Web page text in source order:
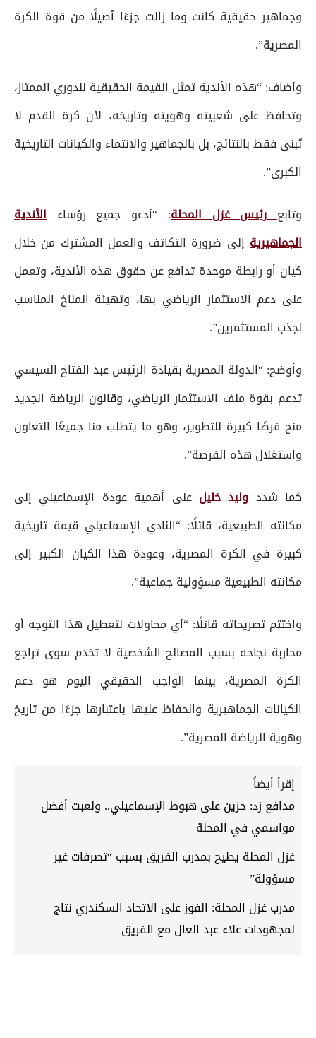
وجماهير حقيقية كانت وما زالت جزءًا أصيلًا من قوة الكرة
المصرية”.
وأضاف: “هذه الأندية تمثل القيمة الحقيقية للدوري الممتاز،
وتحافظ على شعبيته وهويته وتاريخه، لأن كرة القدم لا
تُبنى فقط بالنتائج، بل بالجماهير والانتماء والكيانات التاريخية
الكبرى”.
وتابع رئيس غزل المحلة: “أدعو جميع رؤساء الأندية
الجماهيرية إلى ضرورة التكاتف والعمل المشترك من خلال
كيان أو رابطة موحدة تدافع عن حقوق هذه الأندية، وتعمل
على دعم الاستثمار الرياضي بها، وتهيئة المناخ المناسب
لجذب المستثمرين”.
وأوضح: “الدولة المصرية بقيادة الرئيس عبد الفتاح السيسي
تدعم بقوة ملف الاستثمار الرياضي، وقانون الرياضة الجديد
منح فرصًا كبيرة للتطوير، وهو ما يتطلب منا جميعًا التعاون
واستغلال هذه الفرصة”.
كما شدد وليد خليل على أهمية عودة الإسماعيلي إلى
مكانته الطبيعية، قائلًا: “النادي الإسماعيلي قيمة تاريخية
كبيرة في الكرة المصرية، وعودة هذا الكيان الكبير إلى
مكانته الطبيعية مسؤولية جماعية”.
واختتم تصريحاته قائلًا: “أي محاولات لتعطيل هذا التوجه أو
محاربة نجاحه بسبب المصالح الشخصية لا تخدم سوى تراجع
الكرة المصرية، بينما الواجب الحقيقي اليوم هو دعم
الكيانات الجماهيرية والحفاظ عليها باعتبارها جزءًا من تاريخ
وهوية الرياضة المصرية”.
إقرأ أيضاً
مدافع زد: حزين على هبوط الإسماعيلي.. ولعبت أفضل
مواسمي في المحلة
غزل المحلة يطيح بمدرب الفريق بسبب “تصرفات غير
مسؤولة”
مدرب غزل المحلة: الفوز على الاتحاد السكندري نتاج
لمجهودات علاء عبد العال مع الفريق